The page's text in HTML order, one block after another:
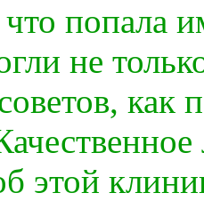
попала
не
как
этой